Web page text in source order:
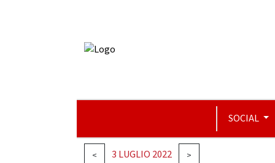
SOCIAL
< 3 LUGLIO 2022 >